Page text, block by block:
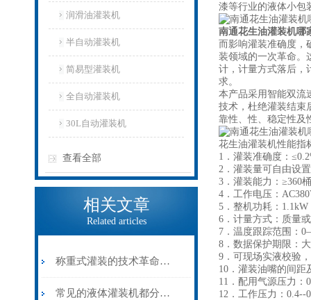
润滑油灌装机
半自动灌装机
简易型灌装机
全自动灌装机
30L自动灌装机
查看全部
相关文章
Related articles
称重式灌装的技术革命——灌装称在大容量物料计量中的精准应用
常见的液体灌装机都分为哪几类？
漆等行业的液体小包
南通花生油灌装机哪
而影响灌装准确度，
装领域的一次革命。
计，计量方式落后，
求。
本产品采用智能双流
技术，杜绝灌装结束
靠性、性、稳定性及
花生油灌装机性能指
1．灌装准确度：
2．灌装量可自由设
3．灌装能力：≥360
4．工作电压：
5．整机功耗：1.1kW
6．计量方式：质量
7．温度跟踪范围：
8．数据保护期限：
9．可现场实液校验
10．灌装油嘴的间距
11．配用气源压力：
12．工作压力：0.4--